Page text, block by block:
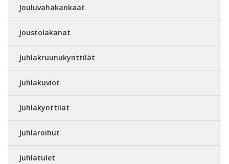
Jouluvahakankaat
Joustolakanat
Juhlakruunukynttilät
Juhlakuviot
Juhlakynttilät
Juhlaroihut
Juhlatulet